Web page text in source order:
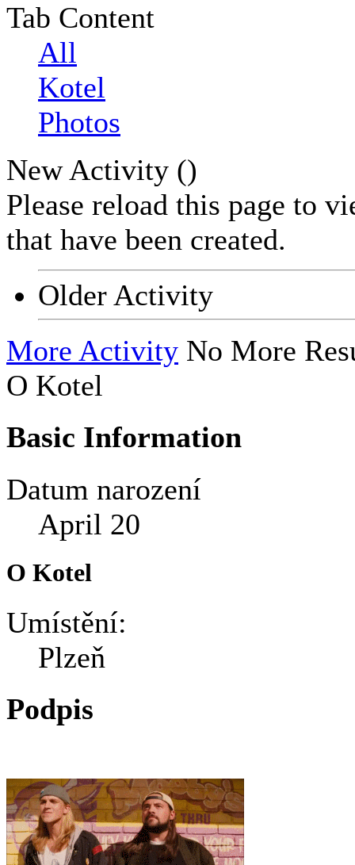
Tab Content
All
Kotel
Photos
New Activity ()
Please reload this page to
that have been created.
Older Activity
More Activity No More
O Kotel
Basic Information
Datum narození
April 20
O Kotel
Umístění:
Plzeň
Podpis